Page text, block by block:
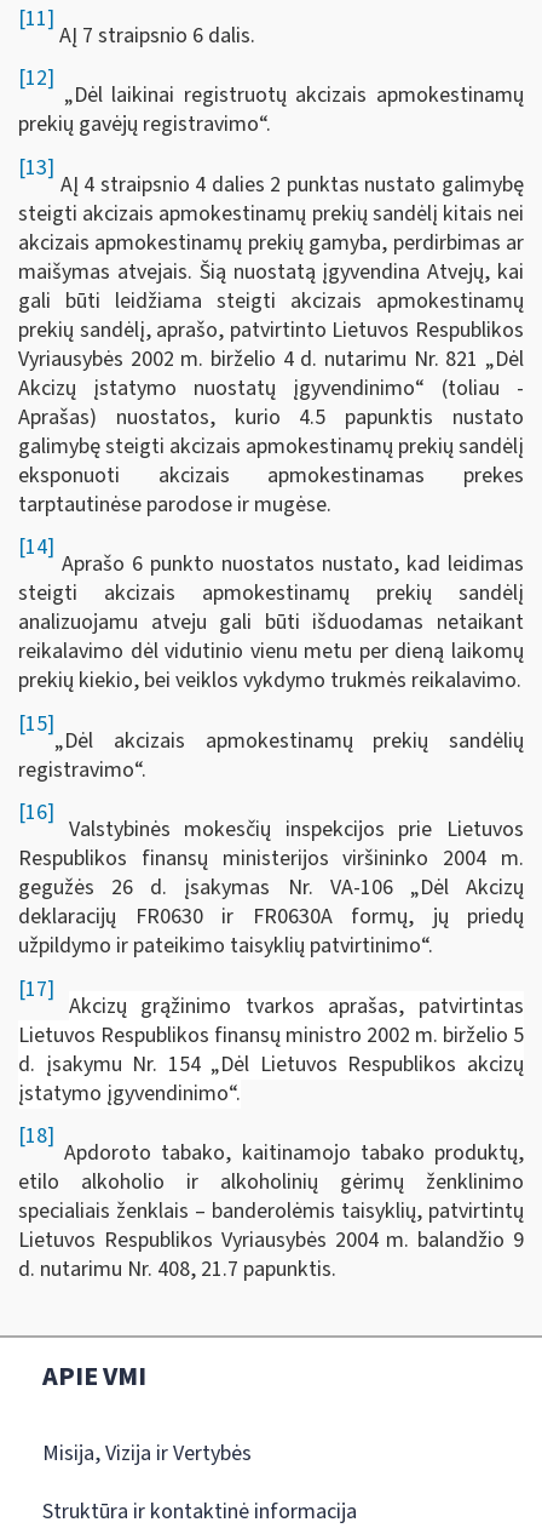
[11]
AĮ 7 straipsnio 6 dalis.
[12]
„Dėl laikinai registruotų akcizais apmokestinamų
prekių gavėjų registravimo“.
[13]
AĮ 4 straipsnio 4 dalies 2 punktas nustato galimybę
steigti akcizais apmokestinamų prekių sandėlį kitais nei
akcizais apmokestinamų prekių gamyba, perdirbimas ar
maišymas atvejais. Šią nuostatą įgyvendina Atvejų, kai
gali būti leidžiama steigti akcizais apmokestinamų
prekių sandėlį, aprašo, patvirtinto Lietuvos Respublikos
Vyriausybės 2002 m. birželio 4 d. nutarimu Nr. 821 „Dėl
Akcizų įstatymo nuostatų įgyvendinimo“ (toliau -
Aprašas) nuostatos, kurio 4.5 papunktis nustato
galimybę steigti akcizais apmokestinamų prekių sandėlį
eksponuoti akcizais apmokestinamas prekes
tarptautinėse parodose ir mugėse.
[14]
Aprašo 6 punkto nuostatos nustato, kad leidimas
steigti akcizais apmokestinamų prekių sandėlį
analizuojamu atveju gali būti išduodamas netaikant
reikalavimo dėl vidutinio vienu metu per dieną laikomų
prekių kiekio, bei veiklos vykdymo trukmės reikalavimo.
[15]
„Dėl akcizais apmokestinamų prekių sandėlių
registravimo“.
[16]
Valstybinės mokesčių inspekcijos prie Lietuvos
Respublikos finansų ministerijos viršininko 2004 m.
gegužės 26 d. įsakymas Nr. VA-106 „Dėl Akcizų
deklaracijų FR0630 ir FR0630A formų, jų priedų
užpildymo ir pateikimo taisyklių patvirtinimo“.
[17]
Akcizų grąžinimo tvarkos aprašas, patvirtintas
Lietuvos Respublikos finansų ministro 2002 m. birželio 5
d. įsakymu Nr. 154 „Dėl Lietuvos Respublikos akcizų
įstatymo įgyvendinimo“.
[18]
Apdoroto tabako, kaitinamojo tabako produktų,
etilo alkoholio ir alkoholinių gėrimų ženklinimo
specialiais ženklais – banderolėmis taisyklių, patvirtintų
Lietuvos Respublikos Vyriausybės 2004 m. balandžio 9
d. nutarimu Nr. 408, 21.7 papunktis.
APIE VMI
Misija, Vizija ir Vertybės
Struktūra ir kontaktinė informacija